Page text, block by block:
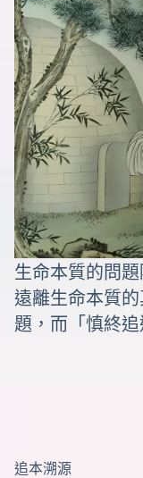
生命本質的問
遠離生命本質
題，而「慎終
追本溯源